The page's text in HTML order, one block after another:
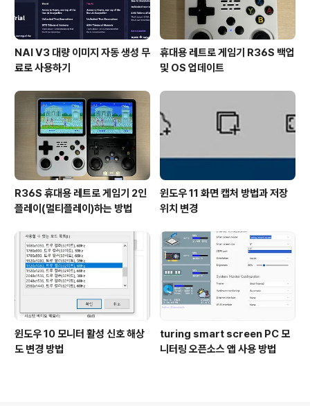
NAI V3 대량 이미지 자동 생성 무
료로 사용하기
휴대용 레트로 게임기 R36S 백업
및 OS 업데이트
R36S 휴대용 레트로 게임기 2인
플레이(멀티플레이)하는 방법
윈도우 11 화면 캡처 방법과 저장
위치 변경
윈도우 10 모니터 활성 신호 해상
도 변경 방법
turing smart screen PC 모
니터링 오픈소스 앱 사용 방법